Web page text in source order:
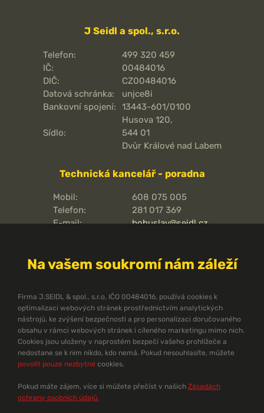
J Seidl a spol., s.r.o.
Telefon:
499 320 459
IČ:
00484016
DIČ:
CZ00484016
Datová schránka:
unjce8i
Bankovní spojení:
13443-601/0100
Sídlo:
Husova 120,
544 01
Dvůr Králové nad Labem
Technická kancelář - poradna
Mobil:
608 075 005
Telefon:
281 017 369
E-mail:
bohuslav@seidl.cz
Praha 15 - Hostivař
O pořární ochraně
Protipožární směrnice
Protipožární normy ČSN
Technický zpravodaj
Dokumenty ke stažení
Pomůcky pro projektanty
Problematika požární ochrany
Ekonomika PBZ
Na vašem soukromí nám záleží
Firma J.SEIDL & spol., s.r.o, IČO 00484016, používá cookies k
optimalizaci webových stránek prostřednictvím analytických
nástrojů, ke zvýšení bezpečnosti a pro personalizaci doručovaného
obsahu v rámci webových stránek i cíleného marketingu mimo nich.
Cookies jsou uloženy v naprostém bezpečí vašeho prohlížeče a
nedostane se k nim nikdo, kdo nemá. Pokud nesouhlasíte, můžete
povolit pouze nezbytné cookies.
Pokud máte zájem, více si můžete přečíst v našich Zásadách
ochrany osobních údajů.